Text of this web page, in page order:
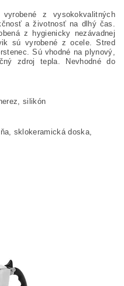
z vysokokvalitných
a životnosť na dlhý čas.
z hygienicky nezávadnej
sú vyrobené z ocele. Stred
Sú vhodné na plynový,
zdroj tepla. Nevhodné do
silikón
sklokeramická doska,